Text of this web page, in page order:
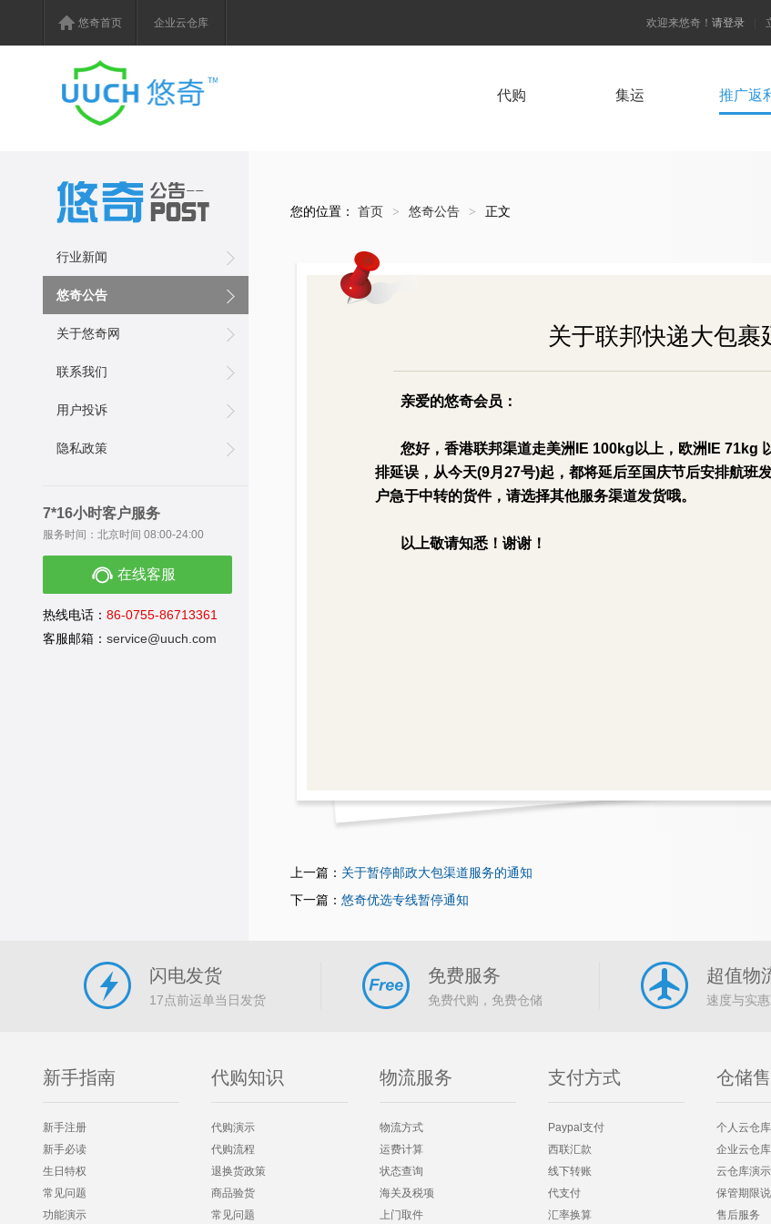
悠奇首页 企业云仓库 欢迎来悠奇！ 请登录
代购 集运 推广返
行业新闻
悠奇公告
关于悠奇网
联系我们
用户投诉
隐私政策
7*16小时客户服务
服务时间：北京时间 08:00-24:00
在线客服
热线电话： 86-0755-86713361
客服邮箱： service@uuch.com
您的位置： 首页 > 悠奇公告 > 正文
关于联邦快递大包裹
亲爱的悠奇会员：
您好，香港联邦渠道走美洲IE 100kg以上，欧洲IE 71kg
排延误，从今天(9月27号)起，都将延后至国庆节后安排航班
户急于中转的货件，请选择其他服务渠道发货哦。
以上敬请知悉！谢谢！
上一篇： 关于暂停邮政大包渠道服务的通知
下一篇： 悠奇优选专线暂停通知
闪电发货
17点前运单当日发货
免费服务
免费代购，免费仓储
超值物
速度与实
新手指南
新手注册
新手必读
生日特权
常见问题
功能演示
代购知识
代购演示
代购流程
退换货政策
商品验货
常见问题
物流服务
物流方式
运费计算
状态查询
海关及税项
上门取件
支付方式
Paypal支付
西联汇款
线下转账
代支付
汇率换算
仓储
个人云仓库
企业云仓库
云仓库演示
保管期限
售后服务